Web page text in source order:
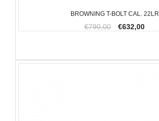
BROWNING T-BOLT CAL. 22LR
€790,00 €632,00